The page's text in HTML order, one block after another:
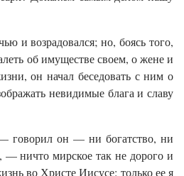
и возрадовался; но, боясь того,
об имуществе своем, о жене и
он начал беседовать с ним о
невидимые блага и славу
он — ни богатство, ни
— ничто мирское так не дорого и
во Христе Иисусе: только ее я